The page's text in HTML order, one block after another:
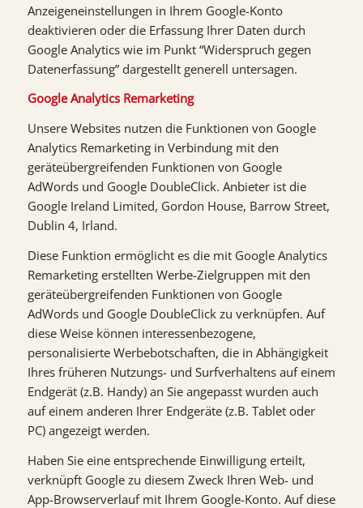
Anzeigeneinstellungen in Ihrem Google-Konto
deaktivieren oder die Erfassung Ihrer Daten durch
Google Analytics wie im Punkt “Widerspruch gegen
Datenerfassung” dargestellt generell untersagen.
Google Analytics Remarketing
Unsere Websites nutzen die Funktionen von Google
Analytics Remarketing in Verbindung mit den
geräteübergreifenden Funktionen von Google
AdWords und Google DoubleClick. Anbieter ist die
Google Ireland Limited, Gordon House, Barrow Street,
Dublin 4, Irland.
Diese Funktion ermöglicht es die mit Google Analytics
Remarketing erstellten Werbe-Zielgruppen mit den
geräteübergreifenden Funktionen von Google
AdWords und Google DoubleClick zu verknüpfen. Auf
diese Weise können interessenbezogene,
personalisierte Werbebotschaften, die in Abhängigkeit
Ihres früheren Nutzungs- und Surfverhaltens auf einem
Endgerät (z.B. Handy) an Sie angepasst wurden auch
auf einem anderen Ihrer Endgeräte (z.B. Tablet oder
PC) angezeigt werden.
Haben Sie eine entsprechende Einwilligung erteilt,
verknüpft Google zu diesem Zweck Ihren Web- und
App-Browserverlauf mit Ihrem Google-Konto. Auf diese